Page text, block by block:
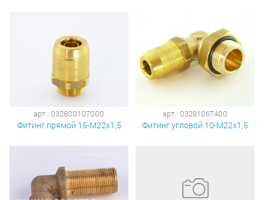
арт.: 032800107000
Фитинг прямой 15-М22х1,5
арт.: 03281067400
Фитинг угловой 10-М22х1,5